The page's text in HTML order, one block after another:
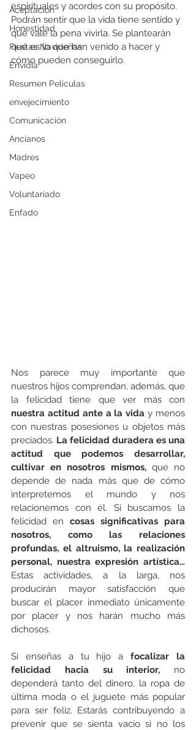
Aceptación
Honestidad
Fiestas Navideñas
Envidia
Resumen Peliculas
envejecimiento
Comunicación
Ancianos
Madres
Vapeo
Voluntariado
Enfado
espirituales y acordes con su propósito.
Podrán sentir que la vida tiene sentido y
que vale la pena vivirla. Se plantearán
qué es lo que han venido a hacer y
cómo pueden conseguirlo.
Nos parece muy importante que
nuestros hijos comprendan, además, que
nuestra actitud ante a la vida y menos
con nuestras posesiones u objetos más
preciados. La felicidad duradera es una
actitud que podemos desarrollar,
cultivar en nosotros mismos, que no
depende de nada más que de cómo
interpretemos el mundo y nos
relacionemos con él. Si buscamos la
felicidad en cosas significativas para
nosotros, como las relaciones
profundas, el altruismo, la realización
Estas actividades, a la larga, nos
producirán mayor satisfacción que
buscar el placer inmediato únicamente
por placer y nos harán mucho más
dichosos.
Si enseñas a tu hijo a focalizar la
felicidad hacia su interior, no
dependerá tanto del dinero, la ropa de
última moda o el juguete más popular
para ser feliz. Estarás contribuyendo a
prevenir que se sienta vacío si no los